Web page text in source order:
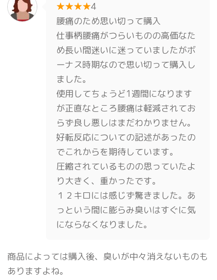
★★★★4
腰痛のため思い切って購入
仕事柄腰痛がつらいものの高価なた
め長い間迷いに迷っていましたがボ
ーナス時期なので思い切って購入し
ました。
使用してちょうど1週間になります
が正直なところ腰痛は軽減されてお
らず良し悪しはまだわかりません。
好転反応についての記述があったの
でこれからを期待しています。
圧縮されているものの思っていたよ
り大きく、重かったです。
１２キロには感じず驚きました。あ
っという間に膨らみ臭いはすぐに気
にならなくなりました。
商品によっては購入後、臭いが中々消えないものも
ありますよね。